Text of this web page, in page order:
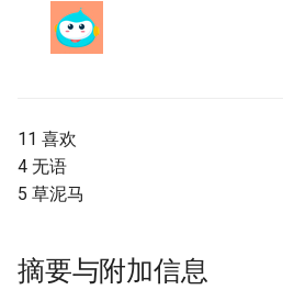
11 喜欢
4 无语
5 草泥马
摘要与附加信息